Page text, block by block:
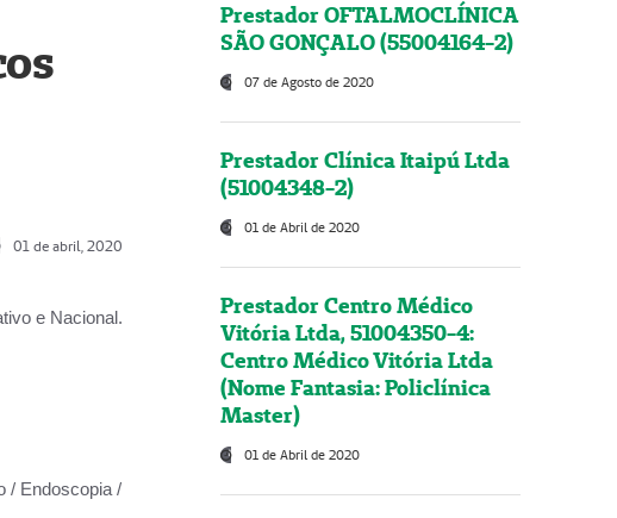
01 de abril, 2020
e Nacional.
/ Endoscopia /
Prestador OFTALMOCLÍNICA
SÃO GONÇALO (55004164-2)
07 de Agosto de 2020
Prestador Clínica Itaipú Ltda
(51004348-2)
01 de Abril de 2020
Prestador Centro Médico
Vitória Ltda, 51004350-4:
Centro Médico Vitória Ltda
(Nome Fantasia: Policlínica
Master)
01 de Abril de 2020